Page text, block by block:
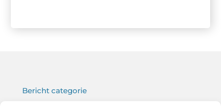
Bericht categorie